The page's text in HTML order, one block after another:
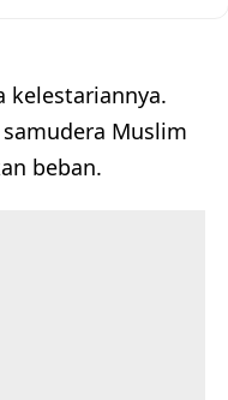
kelestariannya.
Muslim
beban.